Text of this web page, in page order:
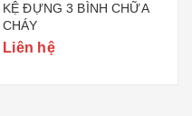
KỆ ĐỰNG 3 BÌNH CHỮA
CHÁY
Liên hệ